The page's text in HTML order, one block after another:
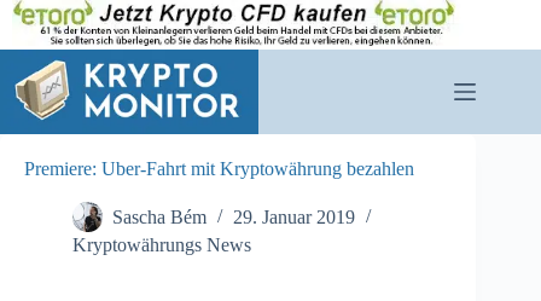
Zum
Inhalt
springen
Premiere: Uber-Fahrt mit Kryptowährung bezahlen
Sascha Bém
29. Januar 2019
Kryptowährungs News